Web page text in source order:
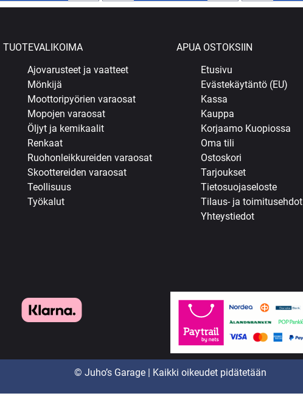
TUOTEVALIKOIMA
Ajovarusteet ja vaatteet
Mönkijä
Moottoripyörien varaosat
Mopojen varaosat
Öljyt ja kemikaalit
Renkaat
Ruohonleikkureiden varaosat
Skoottereiden varaosat
Teollisuus
Työkalut
APUA OSTOKSIIN
Etusivu
Evästekäytäntö (EU)
Kassa
Kauppa
Korjaamo Kuopiossa
Oma tili
Ostoskori
Tarjoukset
Tietosuojaseloste
Tilaus- ja toimitusehdot
Yhteystiedot
© Juho’s Garage | Kaikki oikeudet pidätetään